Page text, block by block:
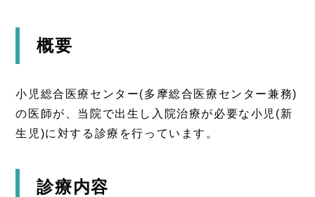
概要
小児総合医療センター(多摩総合医療センター兼務)
の医師が、当院で出生し入院治療が必要な小児(新
生児)に対する診療を行っています。
診療内容